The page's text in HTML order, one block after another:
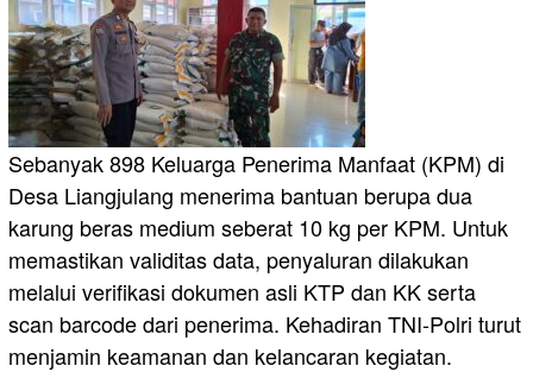
Sebanyak 898 Keluarga Penerima Manfaat (KPM) di
Desa Liangjulang menerima bantuan berupa dua
karung beras medium seberat 10 kg per KPM. Untuk
memastikan validitas data, penyaluran dilakukan
melalui verifikasi dokumen asli KTP dan KK serta
scan barcode dari penerima. Kehadiran TNI-Polri turut
menjamin keamanan dan kelancaran kegiatan.